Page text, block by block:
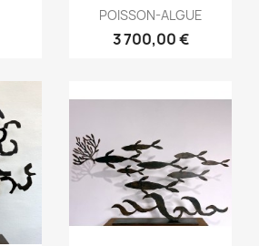
POISSON-ALGUE
3 700,00 €